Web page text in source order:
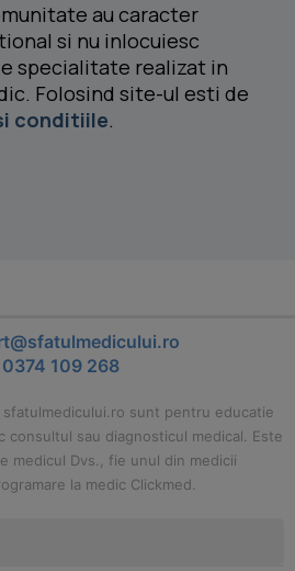
au caracter
si nu inlocuiesc
specialitate realizat in
Folosind site-ul esti de
conditiile.
0374 109 268
sunt pentru educatie
consultul sau diagnosticul medical. Este
medicul Dvs., fie unul din medicii
la medic Clickmed.